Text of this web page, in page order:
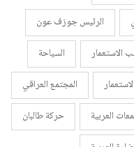
الرئيس جوزف عون
الاستعمار
السياحة
المجتمع العراقي
العربية
حركة طالبان